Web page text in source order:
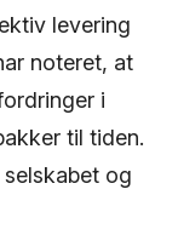
levering
noteret, at
i
til tiden.
og